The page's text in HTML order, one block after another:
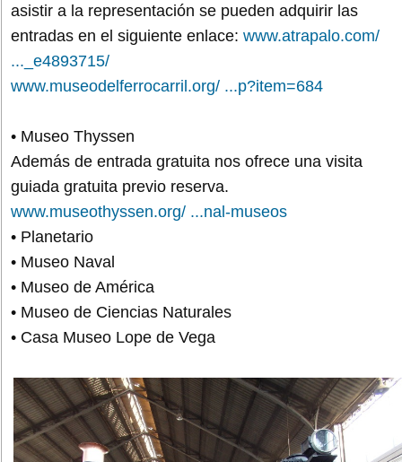
asistir a la representación se pueden adquirir las
entradas en el siguiente enlace: www.atrapalo.com/
..._e4893715/
www.museodelferrocarril.org/ ...p?item=684
• Museo Thyssen
Además de entrada gratuita nos ofrece una visita
guiada gratuita previo reserva.
www.museothyssen.org/ ...nal-museos
• Planetario
• Museo Naval
• Museo de América
• Museo de Ciencias Naturales
• Casa Museo Lope de Vega